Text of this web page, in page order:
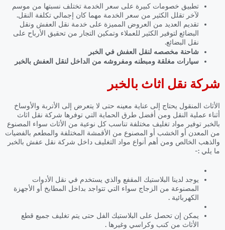
تطبيق خصومات كبيرة على سعر الخدمة تختلف نسبتها من موسم
لآخر تقلل الكثير من سعر الخدمة مهما كان إجمالي تكلفة النقل.
تقديم العديد من العروض المميزة على خدمة نقل العفش ونقل
البضائع لتوفير الكثير للعملاء وتمكين التجار من تحقيق الأرباح على
نقل البضائع.
شاحنة مخصصه لنقل العفش في الخبر
سيارات مغلقة ومبطنه ومفروشه من الداخل لنقل العفش بالخبر
شركة نقل اثاث بالخبر
الأثاث المنقول يحتاج إلى عناية معينه حتى لا يتعرض إلى الأتربة والأوساخ
أثناء عملية النقل ومن أفضل طرق الحماية التي توفرها شركة نقل اثاث
بالخبر توفير مواد تغليف مختلفة تناسب كل نوعية من الأثاث سواء المصنوع
من المعدن أو الخشب أو المصنوع من الأقمشة المختلفة والمطعم بالفضيات
والذهب الخالص ومن أهم أنواع مواد التغليف داخل شركة نقل عفش بالخبر
ما يلي :-
يوجد لدينا البلاستيك المقفع والذي يستخدم في نقل الأدوات
المصنوعة من الزجاج سواء التي تتواجد بداخل المطابخ أو الأجهزة
الكهربائية .
يمكن إن تحصل على البلاستيك الفل حتى يتم تغليف جميع قطع
الأثاث من كنب وكراسي وغيرها .